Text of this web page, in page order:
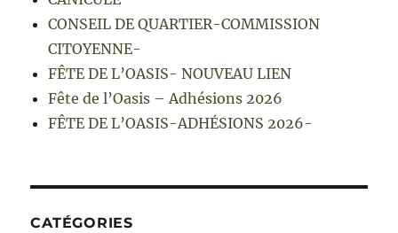
CONSEIL DE QUARTIER-COMMISSION
CITOYENNE-
FÊTE DE L’OASIS- NOUVEAU LIEN
Fête de l’Oasis – Adhésions 2026
FÊTE DE L’OASIS-ADHÉSIONS 2026-
CATÉGORIES